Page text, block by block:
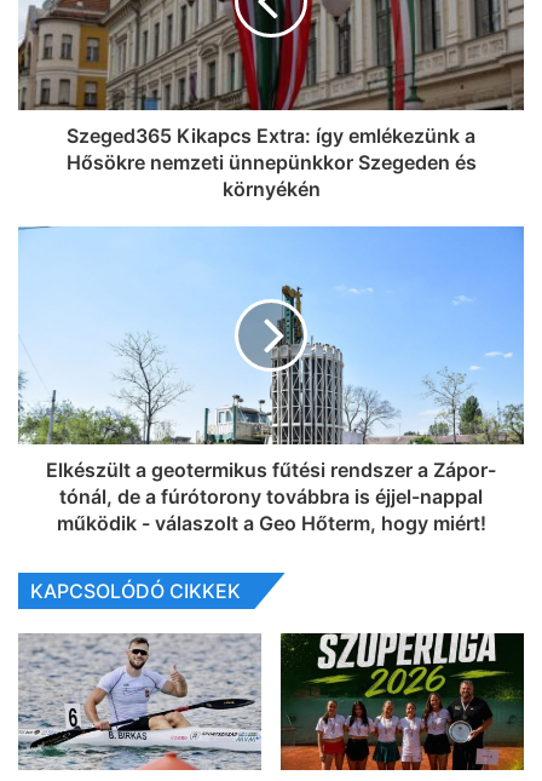
Szeged365 Kikapcs Extra: így emlékezünk a
Hősökre nemzeti ünnepünkkor Szegeden és
környékén
Elkészült a geotermikus fűtési rendszer a Zápor-
tónál, de a fúrótorony továbbra is éjjel-nappal
működik - válaszolt a Geo Hőterm, hogy miért!
KAPCSOLÓDÓ CIKKEK